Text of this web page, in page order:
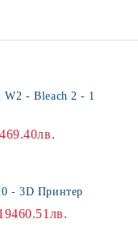
1
469.40лв.
- 3D Принтер